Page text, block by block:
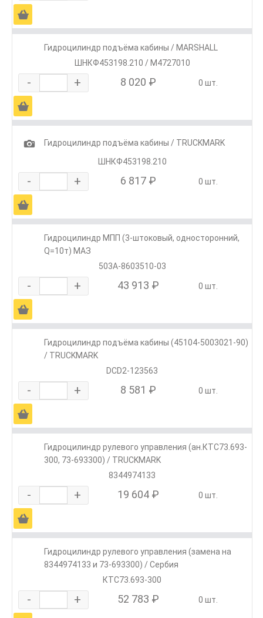
Ä
Гидроцилиндр подъёма кабины / MARSHALL
ШНКФ453198.210 / M4727010
- + 8 020 ₽ 0 шт.
Ä
1
Гидроцилиндр подъёма кабины / TRUCKMARK
ШНКФ453198.210
- + 6 817 ₽ 0 шт.
Ä
Гидроцилиндр МПП (3-штоковый, односторонний,
Q=10т) МАЗ
503А-8603510-03
- + 43 913 ₽ 0 шт.
Ä
Гидроцилиндр подъёма кабины (45104-5003021-90)
/ TRUCKMARK
DCD2-123563
- + 8 581 ₽ 0 шт.
Ä
Гидроцилиндр рулевого управления (ан.КТС73.693-
300, 73-693300) / TRUCKMARK
8344974133
- + 19 604 ₽ 0 шт.
Ä
Гидроцилиндр рулевого управления (замена на
8344974133 и 73-693300) / Сербия
КТС73.693-300
- + 52 783 ₽ 0 шт.